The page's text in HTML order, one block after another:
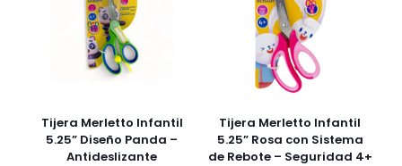
Tijera Merletto Infantil
5.25” Diseño Panda –
Antideslizante
Tijera Merletto Infantil
5.25” Rosa con Sistema
de Rebote – Seguridad 4+